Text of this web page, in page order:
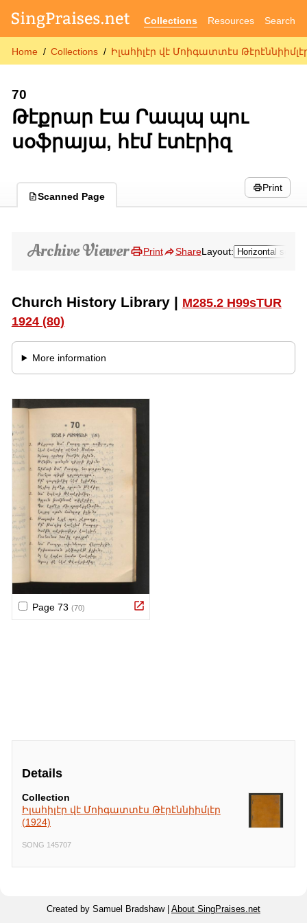
Collections Resources Search
Home Collections Իլահիլէր վէ Մոիգատտէս
70
Թէքրար Էա Րապպ պու
սօֆրայա, հէմ էտէրիզ
Scanned Page
Print
Details
Collection
Իլահիլէր վէ Մոիգատտէս Թէրէննիիմլէր
(1924)
SONG 145707
Created by Samuel Bradshaw | About SingPraises.net